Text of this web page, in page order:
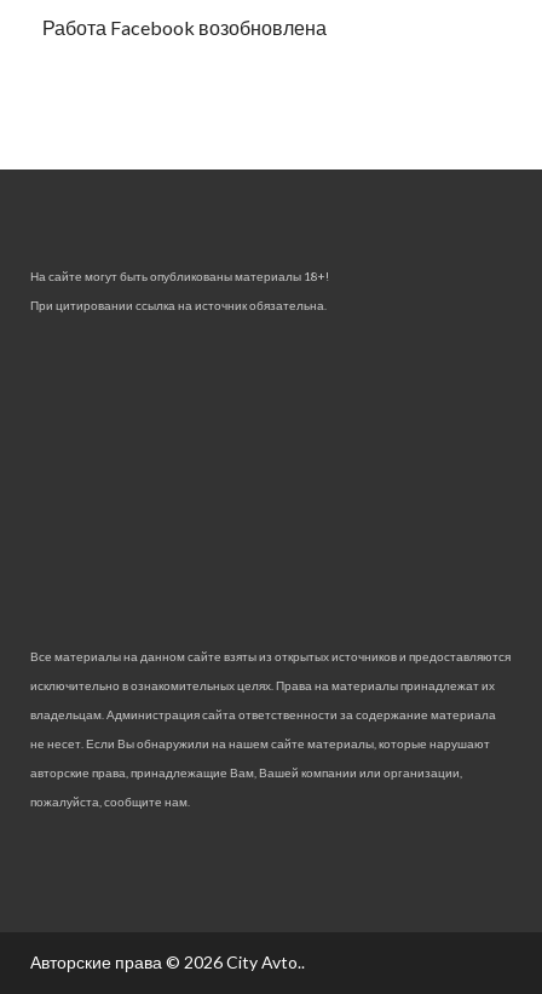
Работа Facebook возобновлена
На сайте могут быть опубликованы материалы 18+!
При цитировании ссылка на источник обязательна.
Все материалы на данном сайте взяты из открытых источников и предоставляются
исключительно в ознакомительных целях. Права на материалы принадлежат их
владельцам. Администрация сайта ответственности за содержание материала
не несет. Если Вы обнаружили на нашем сайте материалы, которые нарушают
авторские права, принадлежащие Вам, Вашей компании или организации,
пожалуйста, сообщите нам.
Авторские права © 2026City Avto..